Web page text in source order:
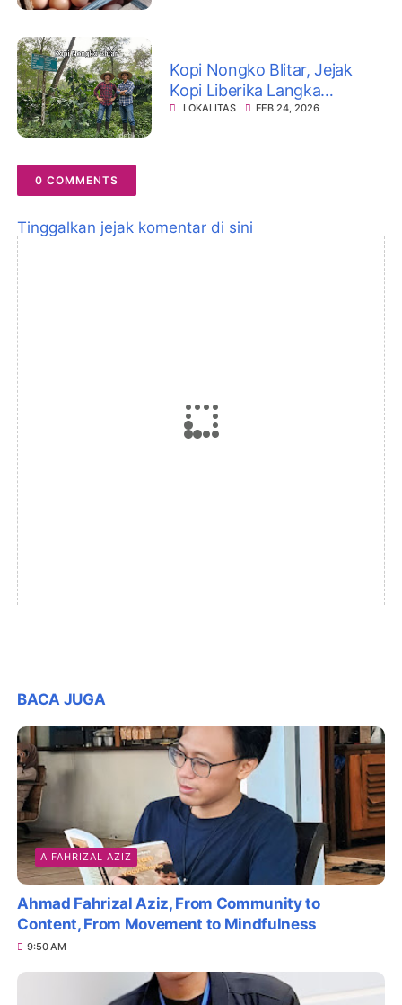
Kopi Nongko Blitar, Jejak
Kopi Liberika Langka
Beraroma Buah Nangka dari
LOKALITAS FEB 24, 2026
0 COMMENTS
Tinggalkan jejak komentar di sini
BACA JUGA
A FAHRIZAL AZIZ
Ahmad Fahrizal Aziz, From Community to
Content, From Movement to Mindfulness
9:50 AM